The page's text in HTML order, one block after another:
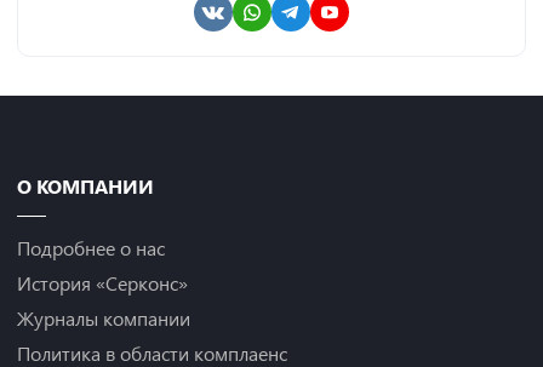
О КОМПАНИИ
Подробнее о нас
История «Серконс»
Журналы компании
Политика в области комплаенс